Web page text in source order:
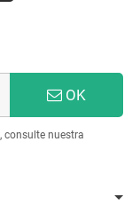
OK
consulte nuestra